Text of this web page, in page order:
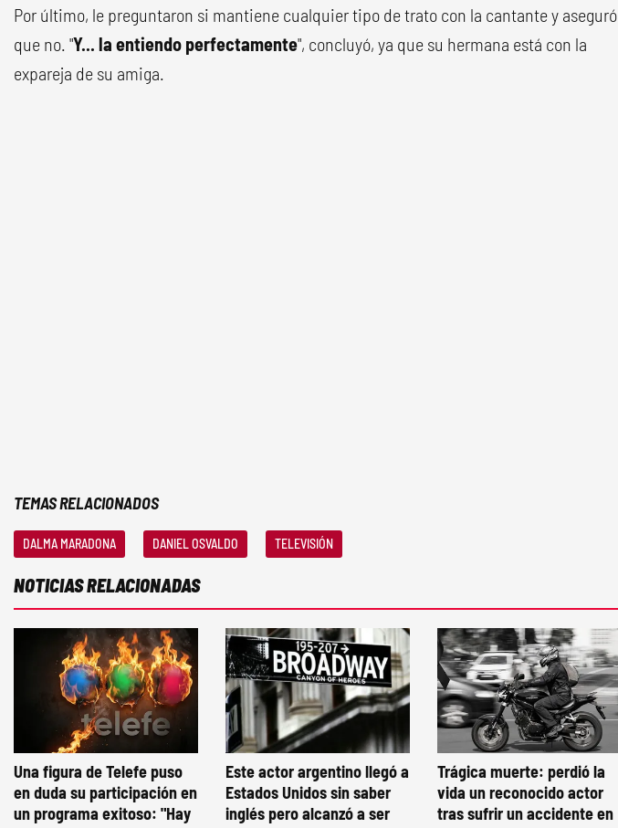
Por último, le preguntaron si mantiene cualquier tipo de trato con la cantante y aseguró
que no. "Y... la entiendo perfectamente", concluyó, ya que su hermana está con la
expareja de su amiga.
TEMAS RELACIONADOS
DALMA MARADONA DANIEL OSVALDO TELEVISIÓN
NOTICIAS RELACIONADAS
Una figura de Telefe puso
en duda su participación en
un programa exitoso: "Hay
Este actor argentino llegó a
Estados Unidos sin saber
inglés pero alcanzó a ser
Trágica muerte: perdió la
vida un reconocido actor
tras sufrir un accidente en